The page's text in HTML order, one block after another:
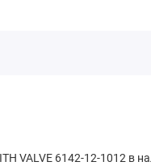
VALVE 6142-12-1012